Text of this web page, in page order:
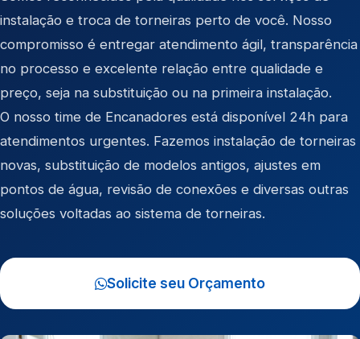
instalação e troca de torneiras perto de você. Nosso
compromisso é entregar atendimento ágil, transparência
no processo e excelente relação entre qualidade e
preço, seja na substituição ou na primeira instalação.
O nosso time de Encanadores está disponível 24h para
atendimentos urgentes. Fazemos instalação de torneiras
novas, substituição de modelos antigos, ajustes em
pontos de água, revisão de conexões e diversas outras
soluções voltadas ao sistema de torneiras.
Solicite seu Orçamento